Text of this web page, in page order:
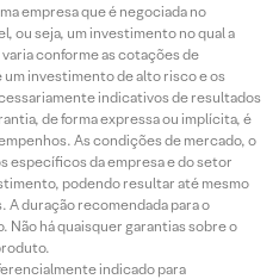
empresa que é negociada no
ou seja, um investimento no qual a
conforme as cotações de
investimento de alto risco e os
indicativos de resultados
de forma expressa ou implícita, é
As condições de mercado, o
específicos da empresa e do setor
podendo resultar até mesmo
duração recomendada para o
há quaisquer garantias sobre o
indicado para